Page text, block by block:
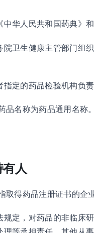
中华人民共和国药典》
院卫生健康主管部门组
指定的药品检验机构负
品名称为药品通用名称
人
取得药品注册证书的企
定，对药品的非临床